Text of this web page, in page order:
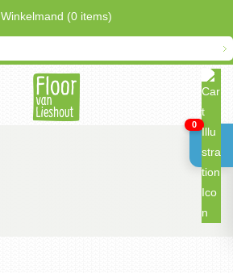
Winkelmand (0 items)
0